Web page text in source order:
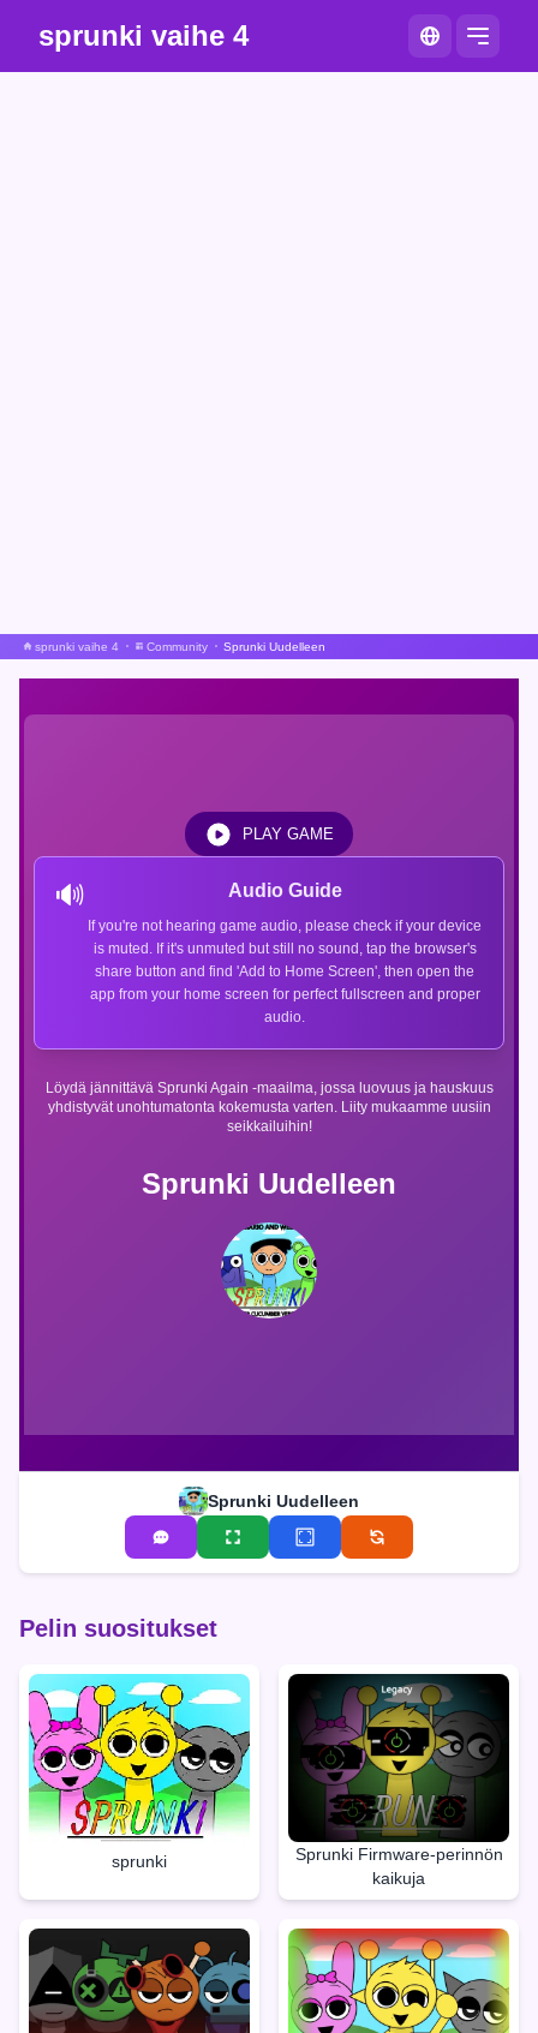
sprunki vaihe 4
sprunki vaihe 4 Community Sprunki Uudelleen
Sprunki Uudelleen
Löydä jännittävä Sprunki Again -maailma, jossa luovuus ja hauskuus
yhdistyvät unohtumatonta kokemusta varten. Liity mukaamme uusiin
seikkailuihin!
🔊 Audio Guide
If you're not hearing game audio, please check if your device
is muted. If it's unmuted but still no sound, tap the browser's
share button and find 'Add to Home Screen', then open the
app from your home screen for perfect fullscreen and proper
audio.
PLAY GAME
Sprunki Uudelleen
Pelin suositukset
sprunki
Sprunki Firmware-perinnön
kaikuja